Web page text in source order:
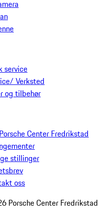
service
Verksted
og tilbehør
Center Fredrikstad
stillinger
oss
Porsche Center Fredrikstad